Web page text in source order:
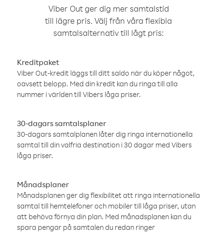
Viber Out ger dig mer samtalstid
till lägre pris. Välj från våra flexibla
samtalsalternativ till lågt pris:
Kreditpaket
Viber Out-kredit läggs till ditt saldo när du köper något,
oavsett belopp. Med din kredit kan du ringa till alla
nummer i världen till Vibers låga priser.
30-dagars samtalsplaner
30-dagars samtalplanen låter dig ringa internationella
samtal till din valfria destination i 30 dagar med Vibers
låga priser.
Månadsplaner
Månadsplanen ger dig flexibilitet att ringa internationella
samtal till hemtelefoner och mobiler till låga priser, utan
att behöva förnya din plan. Med månadsplanen kan du
spara pengar på samtalen du redan ringer